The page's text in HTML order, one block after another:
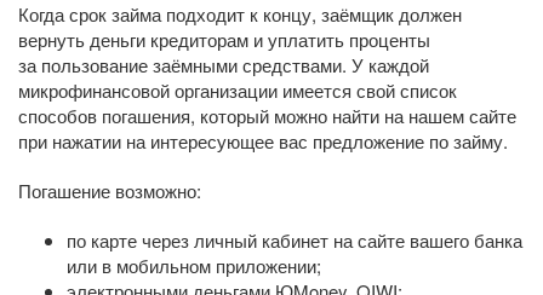
Когда срок займа подходит к концу, заёмщик должен
вернуть деньги кредиторам и уплатить проценты
за пользование заёмными средствами. У каждой
микрофинансовой организации имеется свой список
способов погашения, который можно найти на нашем сайте
при нажатии на интересующее вас предложение по займу.
Погашение возможно:
по карте через личный кабинет на сайте вашего банка
или в мобильном приложении;